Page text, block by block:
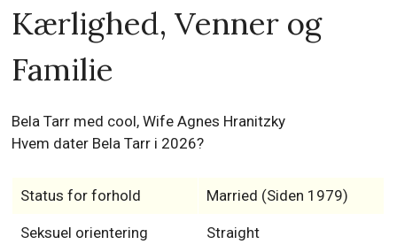
Kærlighed, Venner og
Familie
Bela Tarr med cool, Wife Agnes Hranitzky
Hvem dater Bela Tarr i 2026?
Status for forhold Married (Siden 1979)
Seksuel orientering Straight